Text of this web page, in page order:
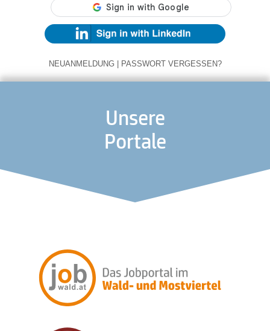
NEUANMELDUNG | PASSWORT VERGESSEN?
Unsere
Portale